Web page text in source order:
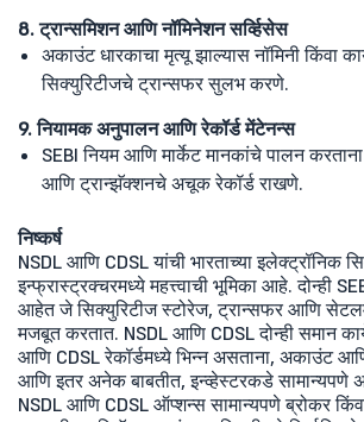
8. ट्रान्समिशन आणि नॉमिनेशन सर्व्हिसेस
अकाउंट धारकाचा मृत्यू झाल्यास नॉमिनी किंवा
सिक्युरिटीजचे ट्रान्सफर सुलभ करणे.
9. नियामक अनुपालन आणि रेकॉर्ड मेंटेनन्स
SEBI नियम आणि मार्केट मानकांचे पालन
आणि ट्रान्झॅक्शनचे अचूक रेकॉर्ड राखणे.
निष्कर्ष
NSDL आणि CDSL यांची भारताच्या इलेक्ट्रॉनिक
इन्फ्रास्ट्रक्चरमध्ये महत्त्वाची भूमिका आहे. दोन्ही
आहेत जे सिक्युरिटीज स्टोरेज, ट्रान्सफर आणि
मजबूत करतात. NSDL आणि CDSL दोन्ही समान
आणि CDSL रेकॉर्डमध्ये भिन्न असताना, अकाउंट
आणि इतर अनेक बाबतीत, इन्व्हेस्टरकडे सामान्यपणे
NSDL आणि CDSL ऑप्शन्स सामान्यपणे ब्रोकर